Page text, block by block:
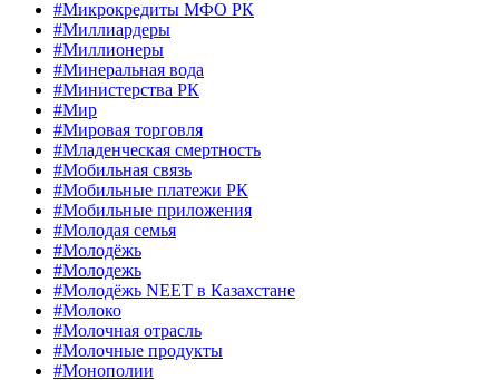
#Микрокредиты МФО РК
#Миллиардеры
#Миллионеры
#Минеральная вода
#Министерства РК
#Мир
#Мировая торговля
#Младенческая смертность
#Мобильная связь
#Мобильные платежи РК
#Мобильные приложения
#Молодая семья
#Молодёжь
#Молодежь
#Молодёжь NEET в Казахстане
#Молоко
#Молочная отрасль
#Молочные продукты
#Монополии